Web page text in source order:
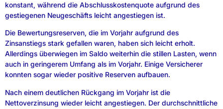
konstant, während die Abschlusskostenquote aufgrund des
gestiegenen Neugeschäfts leicht angestiegen ist.
Die Bewertungsreserven, die im Vorjahr aufgrund des
Zinsanstiegs stark gefallen waren, haben sich leicht erholt.
Allerdings überwiegen im Saldo weiterhin die stillen Lasten, wenn
auch in geringerem Umfang als im Vorjahr. Einige Versicherer
konnten sogar wieder positive Reserven aufbauen.
Nach einem deutlichen Rückgang im Vorjahr ist die
Nettoverzinsung wieder leicht angestiegen. Der durchschnittliche